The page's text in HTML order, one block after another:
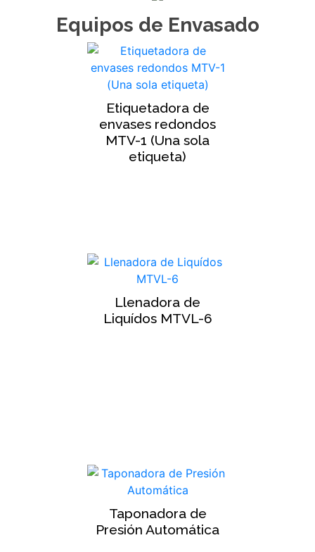
Equipos de Envasado
Etiquetadora de
envases redondos
MTV-1 (Una sola
etiqueta)
Llenadora de
Liquídos MTVL-6
Taponadora de
Presión Automática